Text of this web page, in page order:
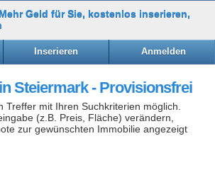
Inserieren Anmelden
Steiermark - Provisionsfrei
Treffer mit Ihren Suchkriterien möglich.
(z.B. Preis, Fläche) verändern,
zur gewünschten Immobilie angezeigt